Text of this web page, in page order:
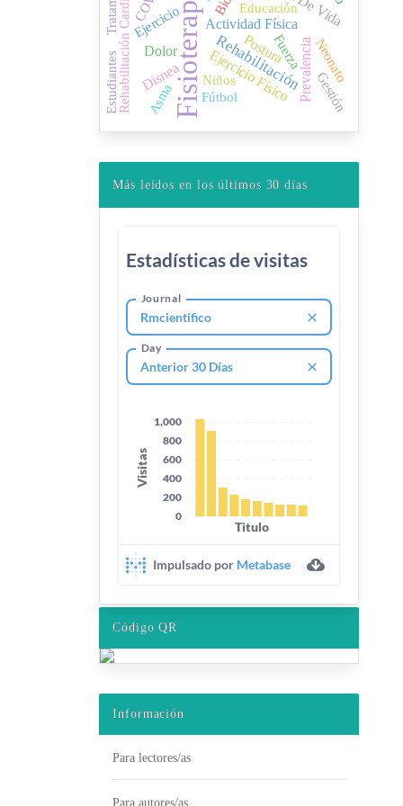
FisioterapiaRehabilitación
Actividad Física
Dolor Ejercicio FísicoPrevalencia
Disnea
Postura
Niños
Ejercicio
Rehabilitación Cardiaca Fuerza
Educación
Neonato
Fútbol Gestión
Asma
Estudiantes
Más leídos en los últimos 30 días
Código QR
Información
Para lectores/as
Para autores/as